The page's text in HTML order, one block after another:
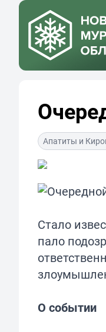
Апатиты и
Стало
пало
О событии